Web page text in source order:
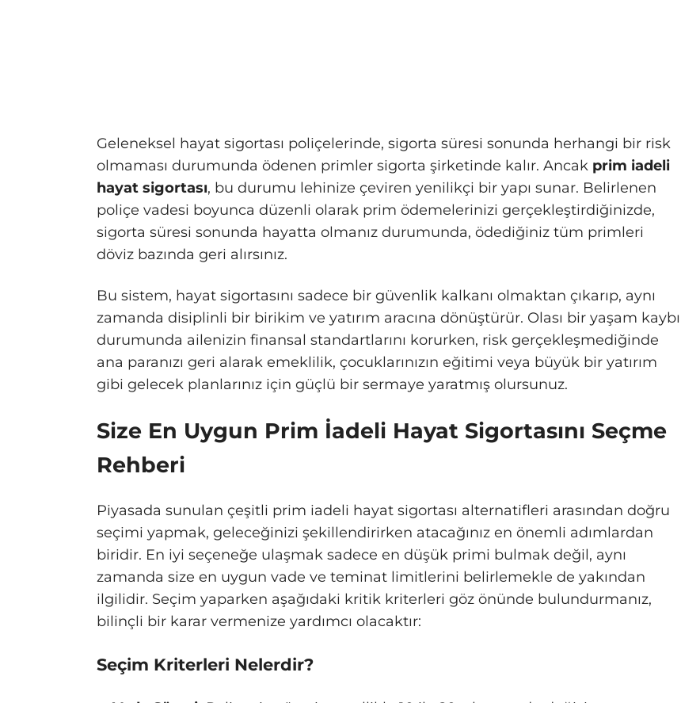
Geleneksel hayat sigortası poliçelerinde, sigorta süresi sonunda herhangi bir risk
olmaması durumunda ödenen primler sigorta şirketinde kalır. Ancak prim iadeli
hayat sigortası, bu durumu lehinize çeviren yenilikçi bir yapı sunar. Belirlenen
poliçe vadesi boyunca düzenli olarak prim ödemelerinizi gerçekleştirdiğinizde,
sigorta süresi sonunda hayatta olmanız durumunda, ödediğiniz tüm primleri
döviz bazında geri alırsınız.
Bu sistem, hayat sigortasını sadece bir güvenlik kalkanı olmaktan çıkarıp, aynı
zamanda disiplinli bir birikim ve yatırım aracına dönüştürür. Olası bir yaşam kaybı
durumunda ailenizin finansal standartlarını korurken, risk gerçekleşmediğinde
ana paranızı geri alarak emeklilik, çocuklarınızın eğitimi veya büyük bir yatırım
gibi gelecek planlarınız için güçlü bir sermaye yaratmış olursunuz.
Size En Uygun Prim İadeli Hayat Sigortasını Seçme
Rehberi
Piyasada sunulan çeşitli prim iadeli hayat sigortası alternatifleri arasından doğru
seçimi yapmak, geleceğinizi şekillendirirken atacağınız en önemli adımlardan
biridir. En iyi seçeneğe ulaşmak sadece en düşük primi bulmak değil, aynı
zamanda size en uygun vade ve teminat limitlerini belirlemekle de yakından
ilgilidir. Seçim yaparken aşağıdaki kritik kriterleri göz önünde bulundurmanız,
bilinçli bir karar vermenize yardımcı olacaktır:
Seçim Kriterleri Nelerdir?